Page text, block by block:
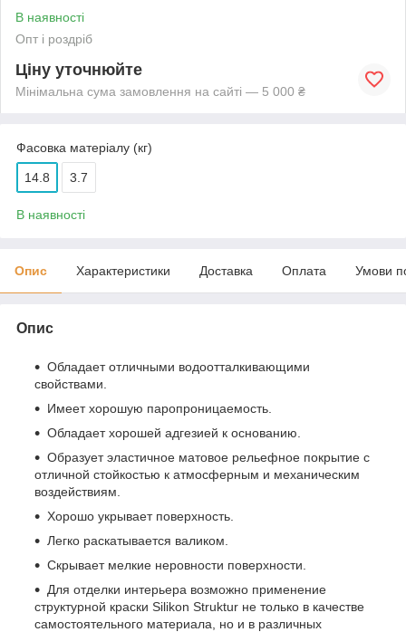
В наявності
Опт і роздріб
Ціну уточнюйте
Мінімальна сума замовлення на сайті — 5 000 ₴
Фасовка матеріалу (кг)
14.8 3.7
В наявності
Опис Характеристики Доставка Оплата Умови
Опис
Обладает отличными водоотталкивающими
свойствами.
Имеет хорошую паропроницаемость.
Обладает хорошей адгезией к основанию.
Образует эластичное матовое рельефное покрытие с
отличной стойкостью к атмосферным и механическим
воздействиям.
Хорошо укрывает поверхность.
Легко раскатывается валиком.
Скрывает мелкие неровности поверхности.
Для отделки интерьера возможно применение
структурной краски Silikon Struktur не только в качестве
самостоятельного материала, но и в различных